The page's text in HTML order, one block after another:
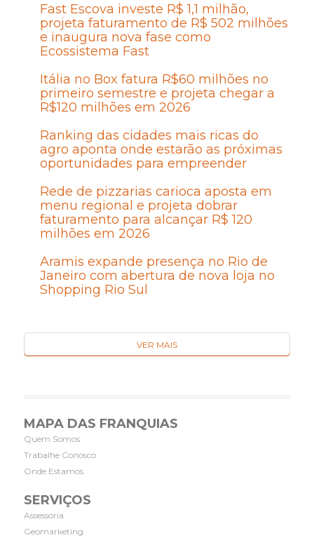
Fast Escova investe R$ 1,1 milhão,
projeta faturamento de R$ 502 milhões
e inaugura nova fase como
Ecossistema Fast
Itália no Box fatura R$60 milhões no
primeiro semestre e projeta chegar a
R$120 milhões em 2026
Ranking das cidades mais ricas do
agro aponta onde estarão as próximas
oportunidades para empreender
Rede de pizzarias carioca aposta em
menu regional e projeta dobrar
faturamento para alcançar R$ 120
milhões em 2026
Aramis expande presença no Rio de
Janeiro com abertura de nova loja no
Shopping Rio Sul
VER MAIS
MAPA DAS FRANQUIAS
Quem Somos
Trabalhe Conosco
Onde Estamos
SERVIÇOS
Assessoria
Geomarketing